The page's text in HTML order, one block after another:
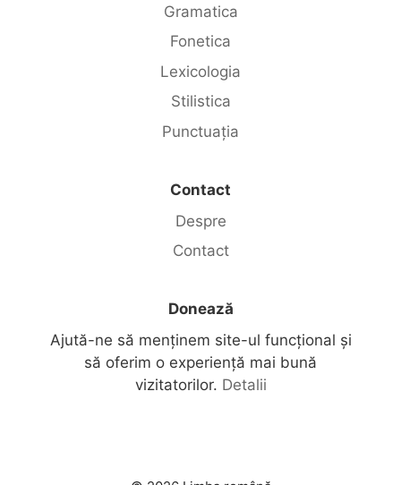
Gramatica
Fonetica
Lexicologia
Stilistica
Punctuația
Contact
Despre
Contact
Donează
Ajută-ne să menținem site-ul funcțional și
să oferim o experiență mai bună
vizitatorilor. Detalii